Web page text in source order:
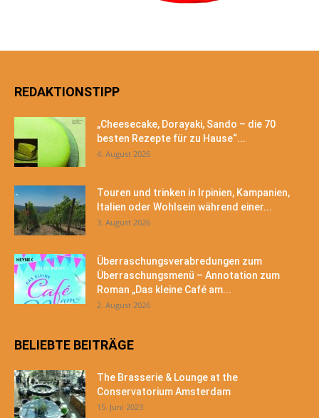
REDAKTIONSTIPP
„Cheesecake, Dorayaki, Sando – die 70
besten Rezepte für zu Hause“...
4. August 2026
Touren und trinken in Irpinien, Kampanien,
Italien oder Wohlsein während einer...
3. August 2026
Überraschungsverabredungen zum
Überraschungsmenü – Annotation zum
Roman „Das kleine Café am...
2. August 2026
BELIEBTE BEITRÄGE
The Brasserie & Lounge at the
Conservatorium Amsterdam
15. Juni 2023